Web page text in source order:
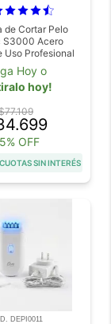
de Cortar Pelo
S3000 Acero
Uso Profesional
8 Peines
Hoy o
hoy!
OFF
SIN INTERÉS
DEPI0011